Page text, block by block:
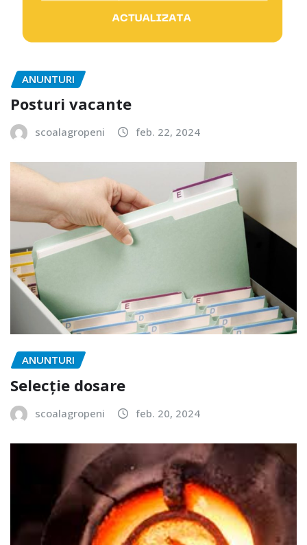
ANUNTURI
Posturi vacante
scoalagropeni feb. 22, 2024
ANUNTURI
Selecție dosare
scoalagropeni feb. 20, 2024